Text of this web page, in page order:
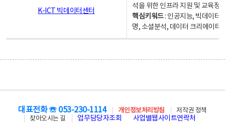
K-ICT 빅데이터센터
석을 위한 인프라 지원 및 교육정
핵심키워드: 인공지능, 빅데이터,
명, 소셜분석, 데이터 크리에이터
대표전화 ☏ 053-230-1114 개인정보처리방침
저작권 정책
찾아오시는 길
업무담당자조회 사업별웹사이트연락처